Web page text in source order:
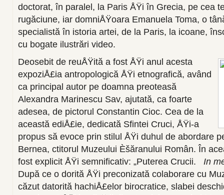
doctorat, în paralel, la Paris ÅŸi în Grecia, pe cea
rugăciune, iar domniÅŸoara Emanuela Toma, o
specialistă în istoria artei, de la Paris, la icoane,
cu bogate ilustrări video.
Deosebit de reuÅŸită a fost ÅŸi anul acesta
expoziÅ£ia antropologică ÅŸi etnografică, având
ca principal autor pe doamna preoteasă
Alexandra Marinescu Sav, ajutată, ca foarte
adesea, de pictorul Constantin Cioc. Cea de la
această ediÅ£ie, dedicată Sfintei Cruci, ÅŸi-a
propus să evoce prin stilul ÅŸi duhul de abordare
Bernea, ctitorul Muzeului Èšăranului Român. În
fost explicit ÅŸi semnificativ: „Puterea Crucii.
In
După ce o dorită ÅŸi preconizată colaborare cu
căzut datorită hachiÅ£elor birocratice, slabei